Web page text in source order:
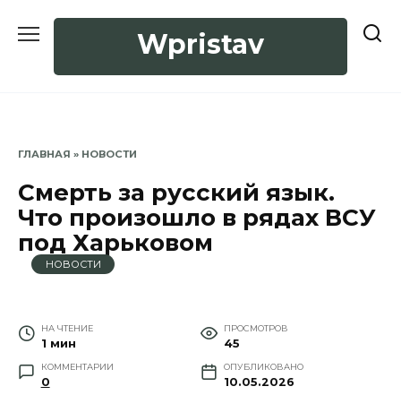
Wpristav
ГЛАВНАЯ » НОВОСТИ
Смерть за русский язык.
Что произошло в рядах ВСУ
под Харьковом
НОВОСТИ
НА ЧТЕНИЕ
1 мин
ПРОСМОТРОВ
45
КОММЕНТАРИИ
0
ОПУБЛИКОВАНО
10.05.2026